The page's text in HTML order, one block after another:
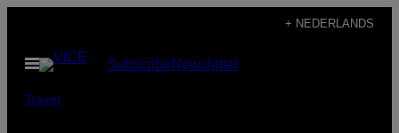
de
inhoud
+ NEDERLANDS
Open
menu
SubscribeNewsletter
Travel